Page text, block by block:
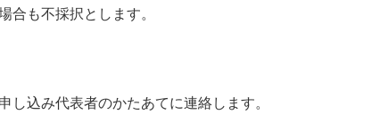
も不採択とします。
込み代表者のかたあてに連絡します。